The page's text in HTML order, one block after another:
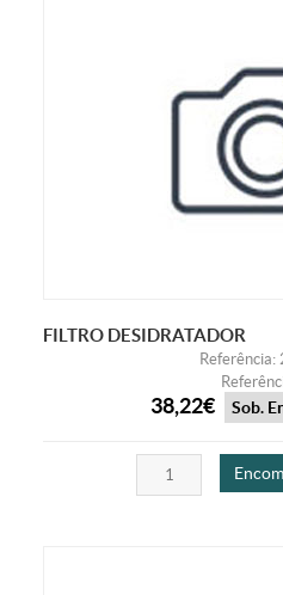
FILTRO DESIDRATADOR
38,22€ Sob.